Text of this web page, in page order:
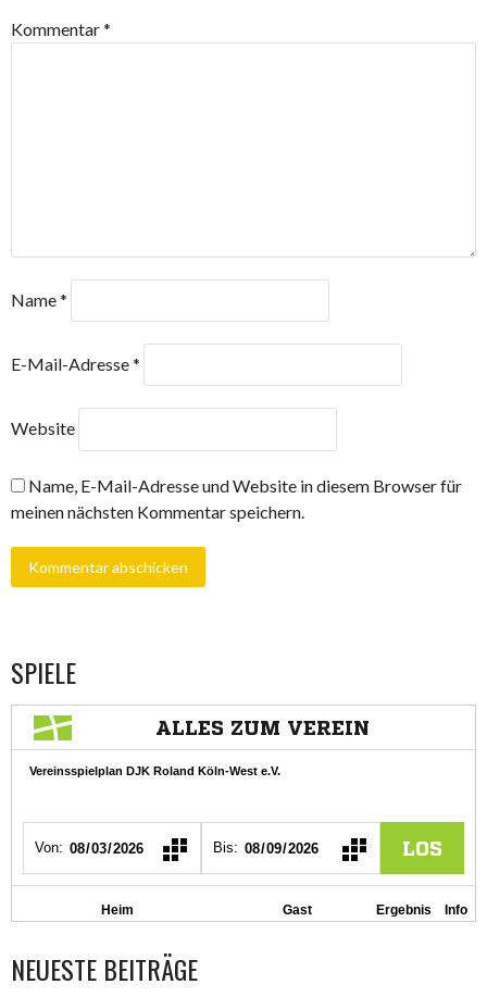
Kommentar*
Name*
E-Mail-Adresse*
Website
Name, E-Mail-Adresse und Website in diesem Browser für
meinen nächsten Kommentar speichern.
SPIELE
NEUESTE BEITRÄGE